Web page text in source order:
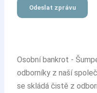
Osobní bankrot -
odborníky z naší
se skládá čistě z